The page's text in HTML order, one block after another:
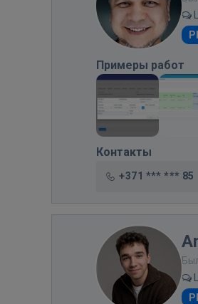
Примеры работ
Контакты
+371 *** *** 85